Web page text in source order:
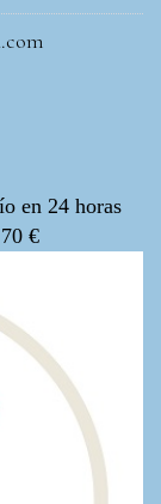
en 24 horas
€